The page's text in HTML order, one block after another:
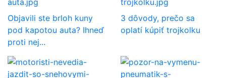
Objavili ste brloh kuny
pod kapotou auta? Ihneď
proti nej...
3 dôvody, prečo sa
oplatí kúpiť trojkolku